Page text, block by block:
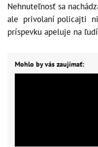
Nehnuteľnosť sa
ale privolaní policajti
príspevku apeluje na
Mohlo by vás zaujímať: